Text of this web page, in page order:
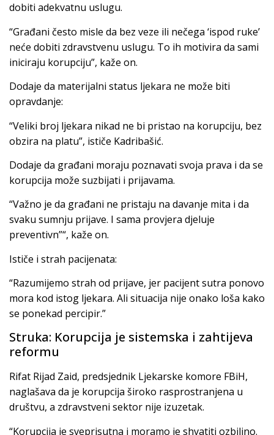
dobiti adekvatnu uslugu.
“Građani često misle da bez veze ili nečega ‘ispod ruke’
neće dobiti zdravstvenu uslugu. To ih motivira da sami
iniciraju korupciju”, kaže on.
Dodaje da materijalni status ljekara ne može biti
opravdanje:
“Veliki broj ljekara nikad ne bi pristao na korupciju, bez
obzira na platu”, ističe Kadribašić.
Dodaje da građani moraju poznavati svoja prava i da se
korupcija može suzbijati i prijavama.
“Važno je da građani ne pristaju na davanje mita i da
svaku sumnju prijave. I sama provjera djeluje
preventivn”“, kaže on.
Ističe i strah pacijenata:
“Razumijemo strah od prijave, jer pacijent sutra ponovo
mora kod istog ljekara. Ali situacija nije onako loša kako
se ponekad percipir.”
Struka: Korupcija je sistemska i zahtijeva
reformu
Rifat Rijad Zaid, predsjednik Ljekarske komore FBiH,
naglašava da je korupcija široko rasprostranjena u
društvu, a zdravstveni sektor nije izuzetak.
“Korupcija je sveprisutna i moramo je shvatiti ozbiljno.